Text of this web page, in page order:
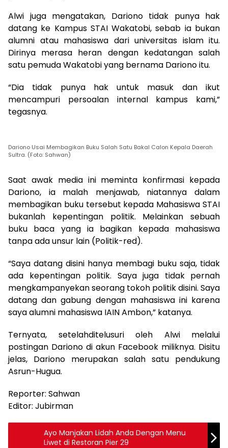
Alwi juga mengatakan, Dariono tidak punya hak
datang ke Kampus STAI Wakatobi, sebab ia bukan
alumni atau mahasiswa dari universitas islam itu.
Dirinya merasa heran dengan kedatangan salah
satu pemuda Wakatobi yang bernama Dariono itu.
“Dia tidak punya hak untuk masuk dan ikut
mencampuri persoalan internal kampus kami,”
tegasnya.
Dariono Usai Membagikan Buku Salah Satu Bakal Calon Kepala Daerah
Sultra. (Foto: Sahwan)
Saat awak media ini meminta konfirmasi kepada
Dariono, ia malah menjawab, niatannya dalam
membagikan buku tersebut kepada Mahasiswa STAI
bukanlah kepentingan politik. Melainkan sebuah
buku baca yang ia bagikan kepada mahasiswa
tanpa ada unsur lain (Politik-red).
“Saya datang disini hanya membagi buku saja, tidak
ada kepentingan politik. Saya juga tidak pernah
mengkampanyekan seorang tokoh politik disini. Saya
datang dan gabung dengan mahasiswa ini karena
saya alumni mahasiswa IAIN Ambon,” katanya.
Ternyata, setelahditelusuri oleh Alwi melalui
postingan Dariono di akun Facebook miliknya. Disitu
jelas, Dariono merupakan salah satu pendukung
Asrun-Hugua.
Reporter: Sahwan
Editor: Jubirman
Ayo Manjakan Lidah Anda Dengan Menu
Liwet di Restoran Pier 29